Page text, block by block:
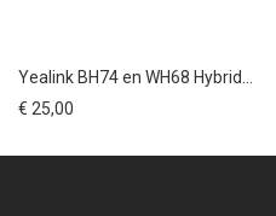
Yealink BH74 en WH68 Hybrid...
€ 25,00